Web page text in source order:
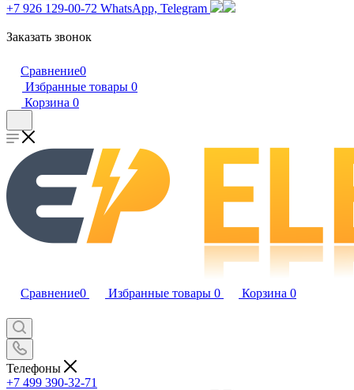
+7 926 129-00-72 WhatsApp, Telegram
Заказать звонок
Сравнение0
Избранные товары 0
Корзина 0
Сравнение0 Избранные товары 0 Корзина 0
Телефоны
+7 499 390-32-71